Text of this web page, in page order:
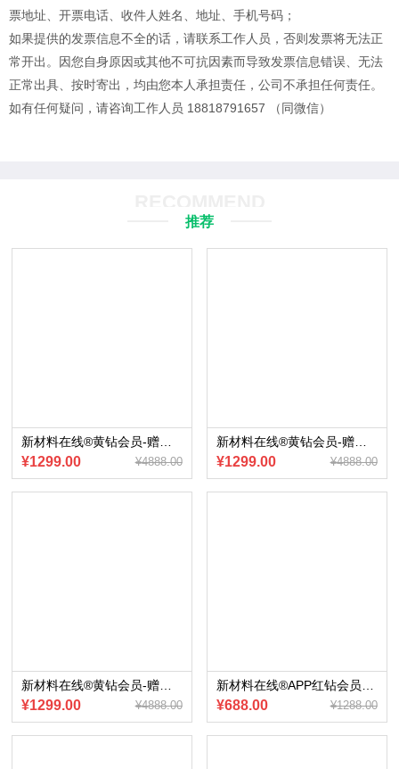
票地址、开票电话、收件人姓名、地址、手机号码；
如果提供的发票信息不全的话，请联系工作人员，否则发票将无法正
常开出。
因您自身原因或其他不可抗因素而导致发票信息错误、无法
正常出具、按时寄出，均由您本人承担责任，公司不承担任何责任。
如有任何疑问，请咨询工作人员 18818791657 （同微信）
推荐
¥1299.00 ¥4888.00 ¥1299.00 ¥4888.00
¥1299.00 ¥4888.00 ¥688.00 ¥1288.00